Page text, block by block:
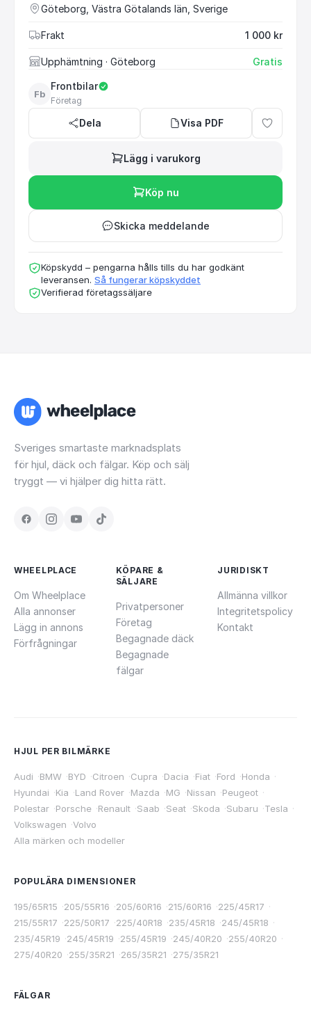
Göteborg, Västra Götalands län, Sverige
Frakt 1 000 kr
Upphämtning · Göteborg Gratis
Fb
Frontbilar
Företag
Dela Visa PDF
Lägg i varukorg
Köp nu
Skicka meddelande
Köpskydd – pengarna hålls tills du har godkänt
leveransen. Så fungerar köpskyddet
Verifierad företagssäljare
Sveriges smartaste marknadsplats
för hjul, däck och fälgar. Köp och sälj
tryggt — vi hjälper dig hitta rätt.
WHEELPLACE
Om Wheelplace
Alla annonser
Lägg in annons
Förfrågningar
KÖPARE &
SÄLJARE
Privatpersoner
Företag
Begagnade däck
Begagnade
fälgar
JURIDISKT
Allmänna villkor
Integritetspolicy
Kontakt
HJUL PER BILMÄRKE
Audi ·BMW ·BYD ·Citroen ·Cupra ·Dacia ·Fiat ·Ford ·Honda ·
Hyundai ·Kia ·Land Rover ·Mazda ·MG ·Nissan ·Peugeot ·
Polestar ·Porsche ·Renault ·Saab ·Seat ·Skoda ·Subaru ·Tesla ·
Volkswagen ·Volvo
Alla märken och modeller
POPULÄRA DIMENSIONER
195/65R15 ·205/55R16 ·205/60R16 ·215/60R16 ·225/45R17 ·
215/55R17 ·225/50R17 ·225/40R18 ·235/45R18 ·245/45R18 ·
235/45R19 ·245/45R19 ·255/45R19 ·245/40R20 ·255/40R20 ·
275/40R20 ·255/35R21 ·265/35R21 ·275/35R21
FÄLGAR